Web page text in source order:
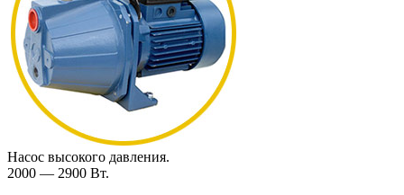
Насос высокого давления.
2000 — 2900 Вт.